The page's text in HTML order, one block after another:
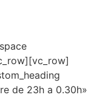
de 23h a 0.30h»